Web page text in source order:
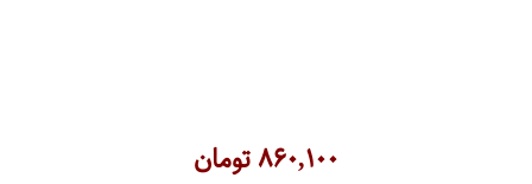
۸۶۰,۱۰۰تومان